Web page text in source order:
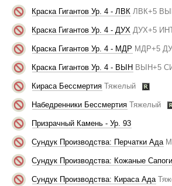
Краска Гигантов Ур. 4 - ЛВК ЛВК+5
Краска Гигантов Ур. 4 - ДУХ ДУХ+5
Краска Гигантов Ур. 4 - МДР МДР+5
Краска Гигантов Ур. 4 - ВЫН ВЫН+5
Кираса Бессмертия Тяжелый
Набедренники Бессмертия Тяжелый
Призрачный Камень - Ур. 93
Сундук Производства: Перчатки Ада
Сундук Производства: Кожаные
Сундук Производства: Кираса Ада